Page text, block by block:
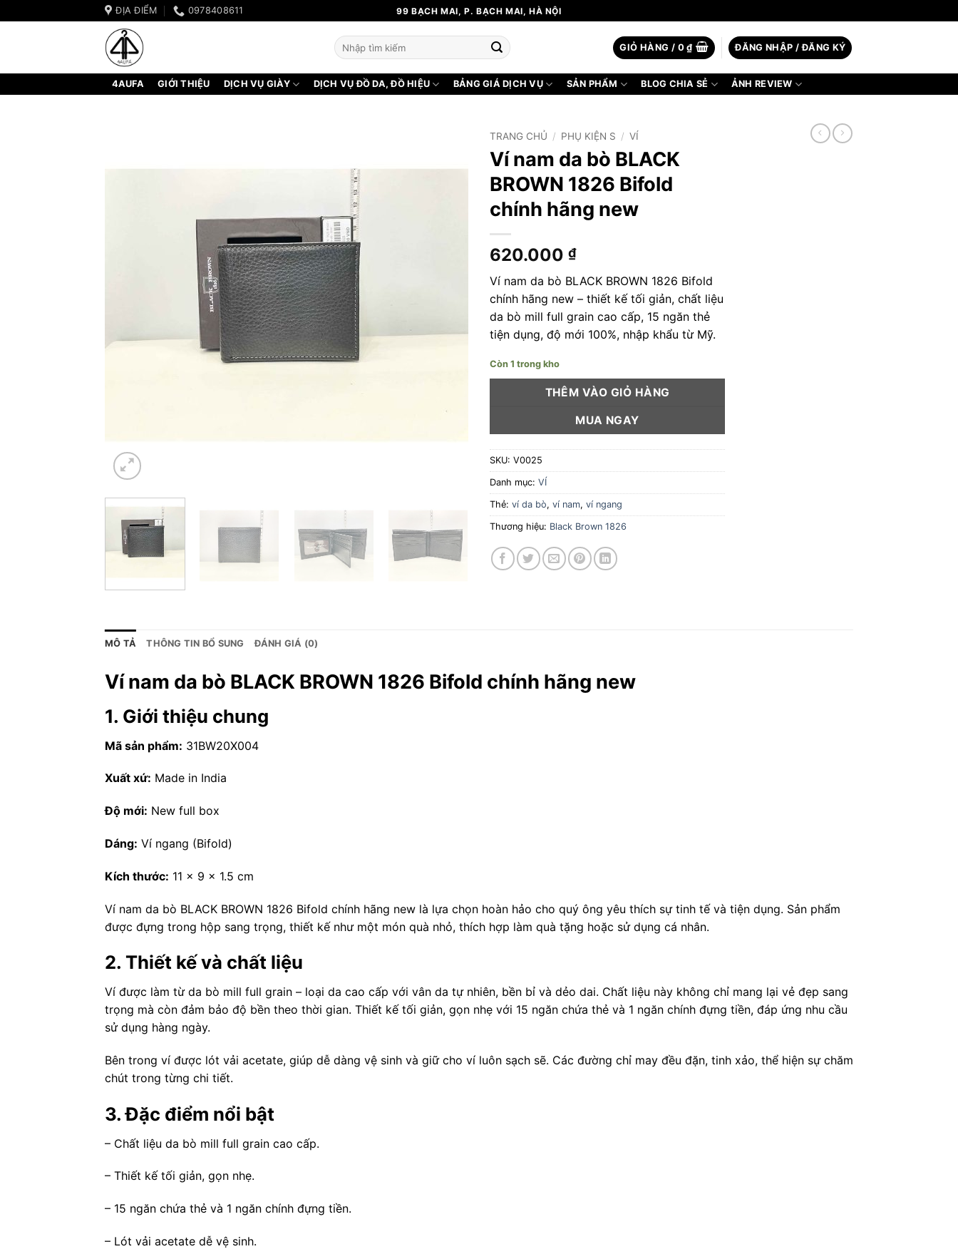
qua
ĐỊA ĐIỂM 0978408611 99 BẠCH MAI, P. BẠCH MAI, HÀ NỘI
Tìm
kiếm:
GIỎ HÀNG / 0₫ ĐĂNG NHẬP / ĐĂNG KÝ
4AUFA GIỚI THIỆU DỊCH VỤ GIÀY DỊCH VỤ ĐỒ DA, ĐỒ HIỆU BẢNG GIÁ DỊCH VỤ SẢN PHẨM BLOG CHIA SẺ ẢNH REVIEW
TRANG CHỦ / PHỤ KIỆN S / VÍ
Ví nam da bò BLACK
BROWN 1826 Bifold
chính hãng new
620.000 ₫
Ví nam da bò BLACK BROWN 1826 Bifold
chính hãng new – thiết kế tối giản, chất liệu
da bò mill full grain cao cấp, 15 ngăn thẻ
tiện dụng, độ mới 100%, nhập khẩu từ Mỹ.
Còn 1 trong kho
THÊM VÀO GIỎ HÀNG
MUA NGAY
SKU: V0025
Danh mục: VÍ
Thẻ: ví da bò, ví nam, ví ngang
Thương hiệu: Black Brown 1826
MÔ TẢ THÔNG TIN BỔ SUNG ĐÁNH GIÁ (0)
Ví nam da bò BLACK BROWN 1826 Bifold chính hãng new
1. Giới thiệu chung
Mã sản phẩm: 31BW20X004
Xuất xứ: Made in India
Độ mới: New full box
Dáng: Ví ngang (Bifold)
Kích thước: 11 x 9 x 1.5 cm
Ví nam da bò BLACK BROWN 1826 Bifold chính hãng new là lựa chọn hoàn hảo cho quý ông yêu thích sự tinh tế và tiện dụng. Sản phẩm
được đựng trong hộp sang trọng, thiết kế như một món quà nhỏ, thích hợp làm quà tặng hoặc sử dụng cá nhân.
2. Thiết kế và chất liệu
Ví được làm từ da bò mill full grain – loại da cao cấp với vân da tự nhiên, bền bỉ và dẻo dai. Chất liệu này không chỉ mang lại vẻ đẹp sang
trọng mà còn đảm bảo độ bền theo thời gian. Thiết kế tối giản, gọn nhẹ với 15 ngăn chứa thẻ và 1 ngăn chính đựng tiền, đáp ứng nhu cầu
sử dụng hàng ngày.
Bên trong ví được lót vải acetate, giúp dễ dàng vệ sinh và giữ cho ví luôn sạch sẽ. Các đường chỉ may đều đặn, tinh xảo, thể hiện sự chăm
chút trong từng chi tiết.
3. Đặc điểm nổi bật
– Chất liệu da bò mill full grain cao cấp.
– Thiết kế tối giản, gọn nhẹ.
– 15 ngăn chứa thẻ và 1 ngăn chính đựng tiền.
– Lót vải acetate dễ vệ sinh.